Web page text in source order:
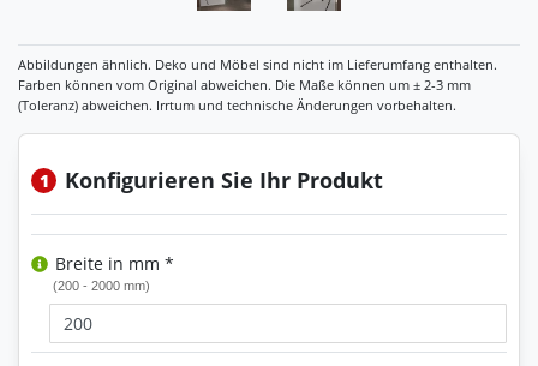
1 Konfigurieren Sie Ihr Produkt
Breite in mm *
(200 - 2000 mm)